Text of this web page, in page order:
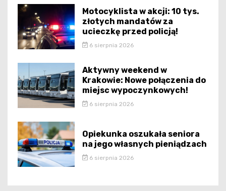
Motocyklista w akcji: 10 tys.
złotych mandatów za
ucieczkę przed policją!
6 sierpnia 2026
Aktywny weekend w
Krakowie: Nowe połączenia do
miejsc wypoczynkowych!
6 sierpnia 2026
Opiekunka oszukała seniora
na jego własnych pieniądzach
6 sierpnia 2026